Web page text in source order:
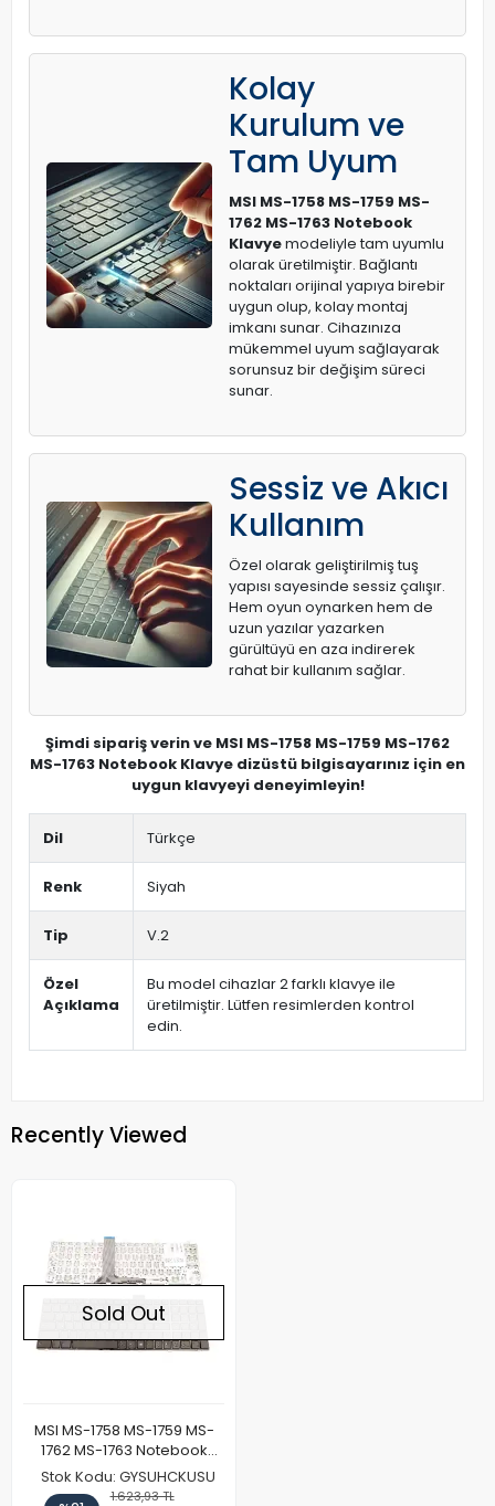
Kolay
Kurulum ve
Tam Uyum
MSI MS-1758 MS-1759 MS-
1762 MS-1763 Notebook
Klavyemodeliyle tam uyumlu
olarak üretilmiştir. Bağlantı
noktaları orijinal yapıya birebir
uygun olup, kolay montaj
imkanı sunar. Cihazınıza
mükemmel uyum sağlayarak
sorunsuz bir değişim süreci
sunar.
Sessiz ve Akıcı
Kullanım
Özel olarak geliştirilmiş tuş
yapısı sayesinde sessiz çalışır.
Hem oyun oynarken hem de
uzun yazılar yazarken
gürültüyü en aza indirerek
rahat bir kullanım sağlar.
Şimdi sipariş verin ve MSI MS-1758 MS-1759 MS-1762
MS-1763 Notebook Klavye dizüstü bilgisayarınız için en
uygun klavyeyi deneyimleyin!
Dil Türkçe
Renk Siyah
Tip V.2
Özel
Açıklama
Bu model cihazlar 2 farklı klavye ile
üretilmiştir. Lütfen resimlerden kontrol
edin.
Recently Viewed
Sold Out
MSI MS-1758 MS-1759 MS-
1762 MS-1763 Notebook
Klavye
Stok Kodu: GYSUHCKUSU
1.623,93 TL